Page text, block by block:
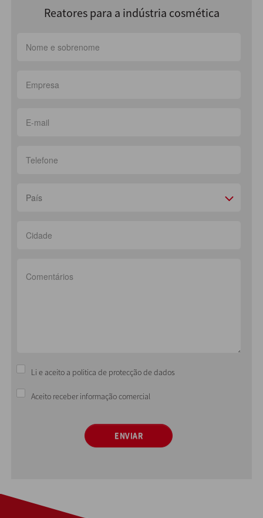
Reatores para a indústria cosmética
País
Li e aceito a politica de protecção de dados
Aceito receber informação comercial
ENVIAR